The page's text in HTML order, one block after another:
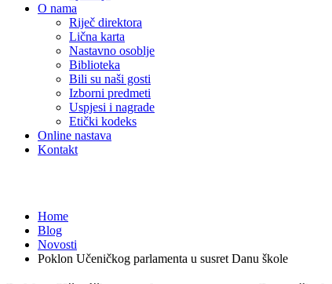
O nama
Riječ direktora
Lična karta
Nastavno osoblje
Biblioteka
Bili su naši gosti
Izborni predmeti
Uspjesi i nagrade
Etički kodeks
Online nastava
Kontakt
Home
Blog
Novosti
Poklon Učeničkog parlamenta u susret Danu škole